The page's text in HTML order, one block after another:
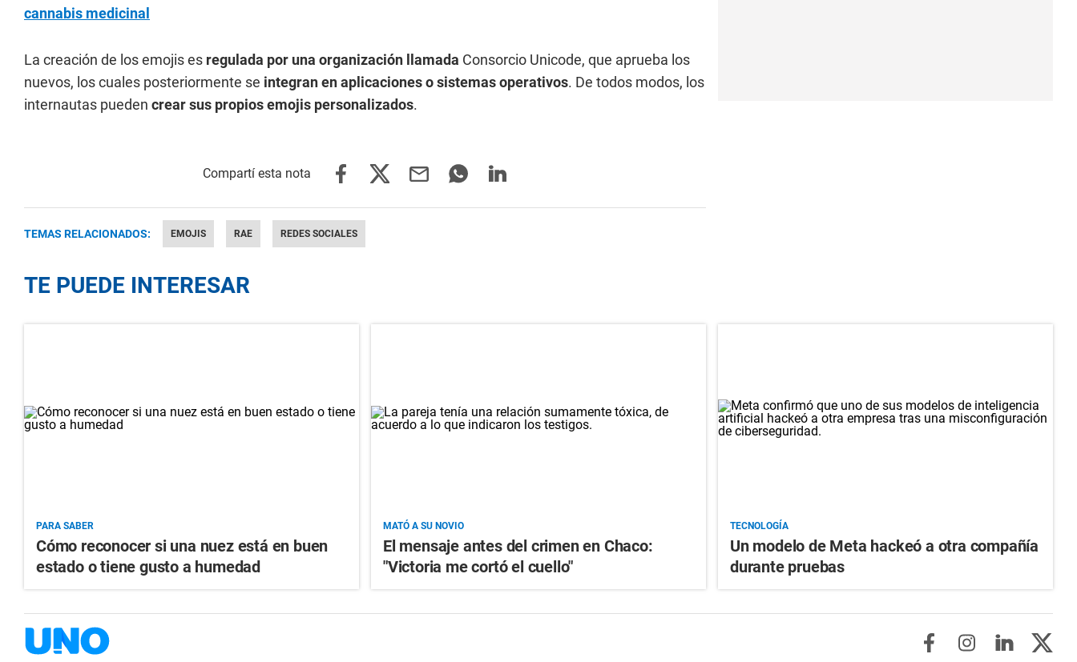
cannabis medicinal
La creación de los emojis es regulada por una organización llamada Consorcio Unicode, que aprueba los
nuevos, los cuales posteriormente se integran en aplicaciones o sistemas operativos. De todos modos, los
internautas pueden crear sus propios emojis personalizados.
TEMAS RELACIONADOS: EMOJIS RAE REDES SOCIALES
TE PUEDE INTERESAR
PARA SABER
Cómo reconocer si una nuez está en buen
estado o tiene gusto a humedad
MATÓ A SU NOVIO
El mensaje antes del crimen en Chaco:
"Victoria me cortó el cuello"
TECNOLOGÍA
Un modelo de Meta hackeó a otra compañía
durante pruebas